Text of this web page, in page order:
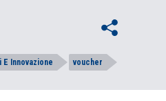
E Innovazione voucher